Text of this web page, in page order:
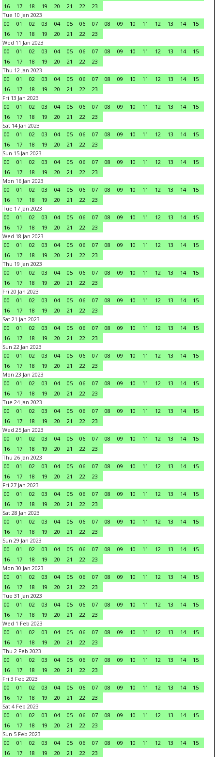
16 17 18 19 20 21 22
23
Tue 10 Jan 2023
00
01 02 03 04 05 06 07 08 09 10 11 12 13 14
15
16
17 18 19 20 21 22
23
Wed 11 Jan 2023
00
01 02 03 04 05 06 07 08 09 10 11 12 13 14
15
16
17 18 19 20 21 22
23
Thu 12 Jan 2023
00
01 02 03 04 05 06 07 08 09 10 11 12 13 14
15
16
17 18 19 20 21 22
23
Fri 13 Jan 2023
00
01 02 03 04 05 06 07 08 09 10 11 12 13 14
15
16
17 18 19 20 21 22
23
Sat 14 Jan 2023
00
01 02 03 04 05 06 07 08 09 10 11 12 13 14
15
16
17 18 19 20 21 22
23
Sun 15 Jan 2023
00
01 02 03 04 05 06 07 08 09 10 11 12 13 14
15
16
17 18 19 20 21 22
23
Mon 16 Jan 2023
00
01 02 03 04 05 06 07 08 09 10 11 12 13 14
15
16
17 18 19 20 21 22
23
Tue 17 Jan 2023
00
01 02 03 04 05 06 07 08 09 10 11 12 13 14
15
16
17 18 19 20 21 22
23
Wed 18 Jan 2023
00
01 02 03 04 05 06 07 08 09 10 11 12 13 14
15
16
17 18 19 20 21 22
23
Thu 19 Jan 2023
00
01 02 03 04 05 06 07 08 09 10 11 12 13 14
15
16
17 18 19 20 21 22
23
Fri 20 Jan 2023
00
01 02 03 04 05 06 07 08 09 10 11 12 13 14
15
16
17 18 19 20 21 22
23
Sat 21 Jan 2023
00
01 02 03 04 05 06 07 08 09 10 11 12 13 14
15
16
17 18 19 20 21 22
23
Sun 22 Jan 2023
00
01 02 03 04 05 06 07 08 09 10 11 12 13 14
15
16
17 18 19 20 21 22
23
Mon 23 Jan 2023
00
01 02 03 04 05 06 07 08 09 10 11 12 13 14
15
16
17 18 19 20 21 22
23
Tue 24 Jan 2023
00
01 02 03 04 05 06 07 08 09 10 11 12 13 14
15
16
17 18 19 20 21 22
23
Wed 25 Jan 2023
00
01 02 03 04 05 06 07 08 09 10 11 12 13 14
15
16
17 18 19 20 21 22
23
Thu 26 Jan 2023
00
01 02 03 04 05 06 07 08 09 10 11 12 13 14
15
16
17 18 19 20 21 22
23
Fri 27 Jan 2023
00
01 02 03 04 05 06 07 08 09 10 11 12 13 14
15
16
17 18 19 20 21 22
23
Sat 28 Jan 2023
00
01 02 03 04 05 06 07 08 09 10 11 12 13 14
15
16
17 18 19 20 21 22
23
Sun 29 Jan 2023
00
01 02 03 04 05 06 07 08 09 10 11 12 13 14
15
16
17 18 19 20 21 22
23
Mon 30 Jan 2023
00
01 02 03 04 05 06 07 08 09 10 11 12 13 14
15
16
17 18 19 20 21 22
23
Tue 31 Jan 2023
00
01 02 03 04 05 06 07 08 09 10 11 12 13 14
15
16
17 18 19 20 21 22
23
Wed 1 Feb 2023
00
01 02 03 04 05 06 07 08 09 10 11 12 13 14
15
16
17 18 19 20 21 22
23
Thu 2 Feb 2023
00
01 02 03 04 05 06 07 08 09 10 11 12 13 14
15
16
17 18 19 20 21 22
23
Fri 3 Feb 2023
00
01 02 03 04 05 06 07 08 09 10 11 12 13 14
15
16
17 18 19 20 21 22
23
Sat 4 Feb 2023
00
01 02 03 04 05 06 07 08 09 10 11 12 13 14
15
16
17 18 19 20 21 22
23
Sun 5 Feb 2023
00
01 02 03 04 05 06 07 08 09 10 11 12 13 14
15
16
17 18 19 20 21 22
23